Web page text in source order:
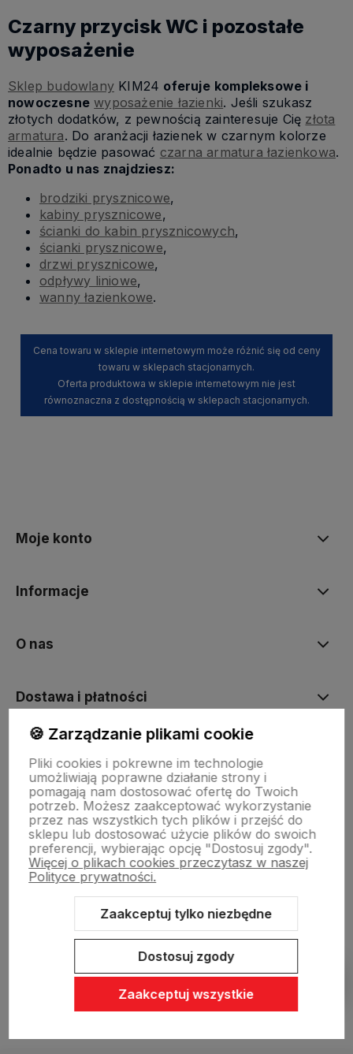
Czarny przycisk WC i pozostałe
wyposażenie
Sklep budowlany KIM24 oferuje kompleksowe i
nowoczesne wyposażenie łazienki. Jeśli szukasz
złotych dodatków, z pewnością zainteresuje Cię złota
armatura. Do aranżacji łazienek w czarnym kolorze
idealnie będzie pasować czarna armatura łazienkowa.
Ponadto u nas znajdziesz:
brodziki prysznicowe,
kabiny prysznicowe,
ścianki do kabin prysznicowych,
ścianki prysznicowe,
drzwi prysznicowe,
odpływy liniowe,
wanny łazienkowe.
Cena towaru w sklepie internetowym może różnić się od ceny
towaru w sklepach stacjonarnych.
Oferta produktowa w sklepie internetowym nie jest
równoznaczna z dostępnością w sklepach stacjonarnych.
Moje konto
Informacje
O nas
Dostawa i płatności
Obsługa hurtowa
Sklep internetowy Shoper Premium
Szablon Shoper Modern 3.0™
🍪 Zarządzanie plikami cookie
Pliki cookies i pokrewne im technologie
umożliwiają poprawne działanie strony i
pomagają nam dostosować ofertę do Twoich
potrzeb. Możesz zaakceptować wykorzystanie
przez nas wszystkich tych plików i przejść do
sklepu lub dostosować użycie plików do swoich
preferencji, wybierając opcję "Dostosuj zgody".
Więcej o plikach cookies przeczytasz w naszej
Polityce prywatności.
Zaakceptuj tylko niezbędne
Dostosuj zgody
Zaakceptuj wszystkie